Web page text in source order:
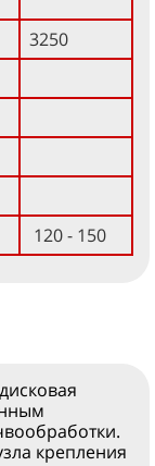
3250
120 - 150
крепления